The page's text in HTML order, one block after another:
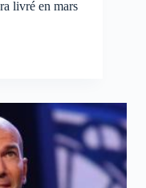
livré en mars